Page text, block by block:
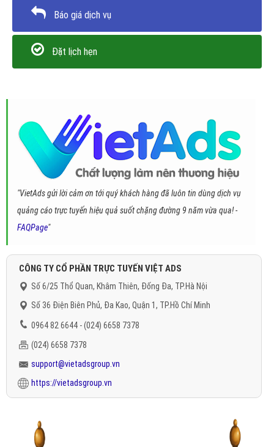
Báo giá dịch vụ
Đặt lịch hẹn
"VietAds gửi lời cảm ơn tới quý khách hàng đã luôn tin dùng dịch vụ
quảng cáo trực tuyến hiệu quả suốt chặng đường 9 năm vừa qua! -
FAQPage"
CÔNG TY CỔ PHẦN TRỰC TUYẾN VIỆT ADS
Số 6/25 Thổ Quan, Khâm Thiên, Đống Đa, TP.Hà Nội
Số 36 Điện Biên Phủ, Đa Kao, Quận 1, TP.Hồ Chí Minh
0964 82 6644 - (024) 6658 7378
(024) 6658 7378
support@vietadsgroup.vn
https://vietadsgroup.vn